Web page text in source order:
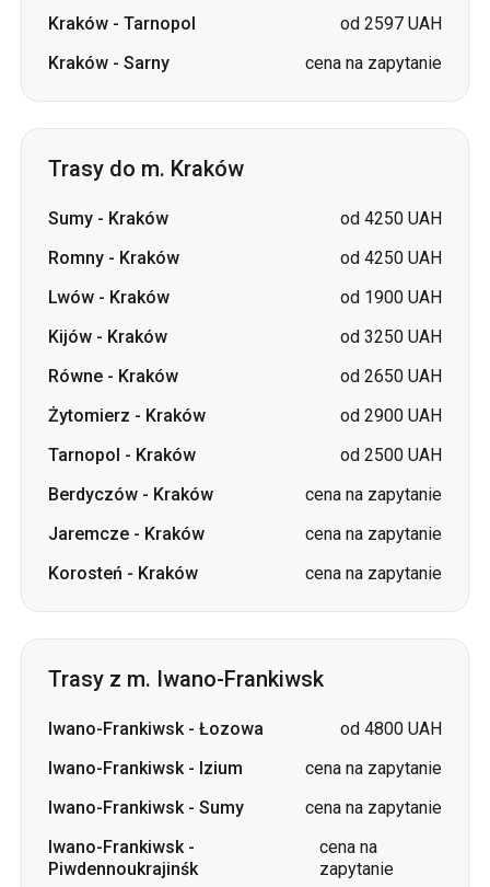
Trasy do m. Kraków
Sumy-Kraków
od 4250 UAH
Lwów- Kraków
Kijów- Kraków
od 3250 UAH
Równe- Kraków
od 2650 UAH
Żytomierz-Kraków
od 2900 UAH
Tarnopol-Kraków
od 2500 UAH
Berdyczów-Kraków
cena na zapytanie
Jaremcze - Kraków
cena na zapytanie
Korosteń -Kraków cena na zapytanie
Trasy z m. Iwano-Frankiwsk
Iwano-Frankiwsk-Łozowa
od 4800 UAH
Iwano-Frankiwsk-Sumy
cena na zapytanie
Iwano-Frankiwsk-
cena na
Iwano-Frankiwsk-
cena na zapytanie